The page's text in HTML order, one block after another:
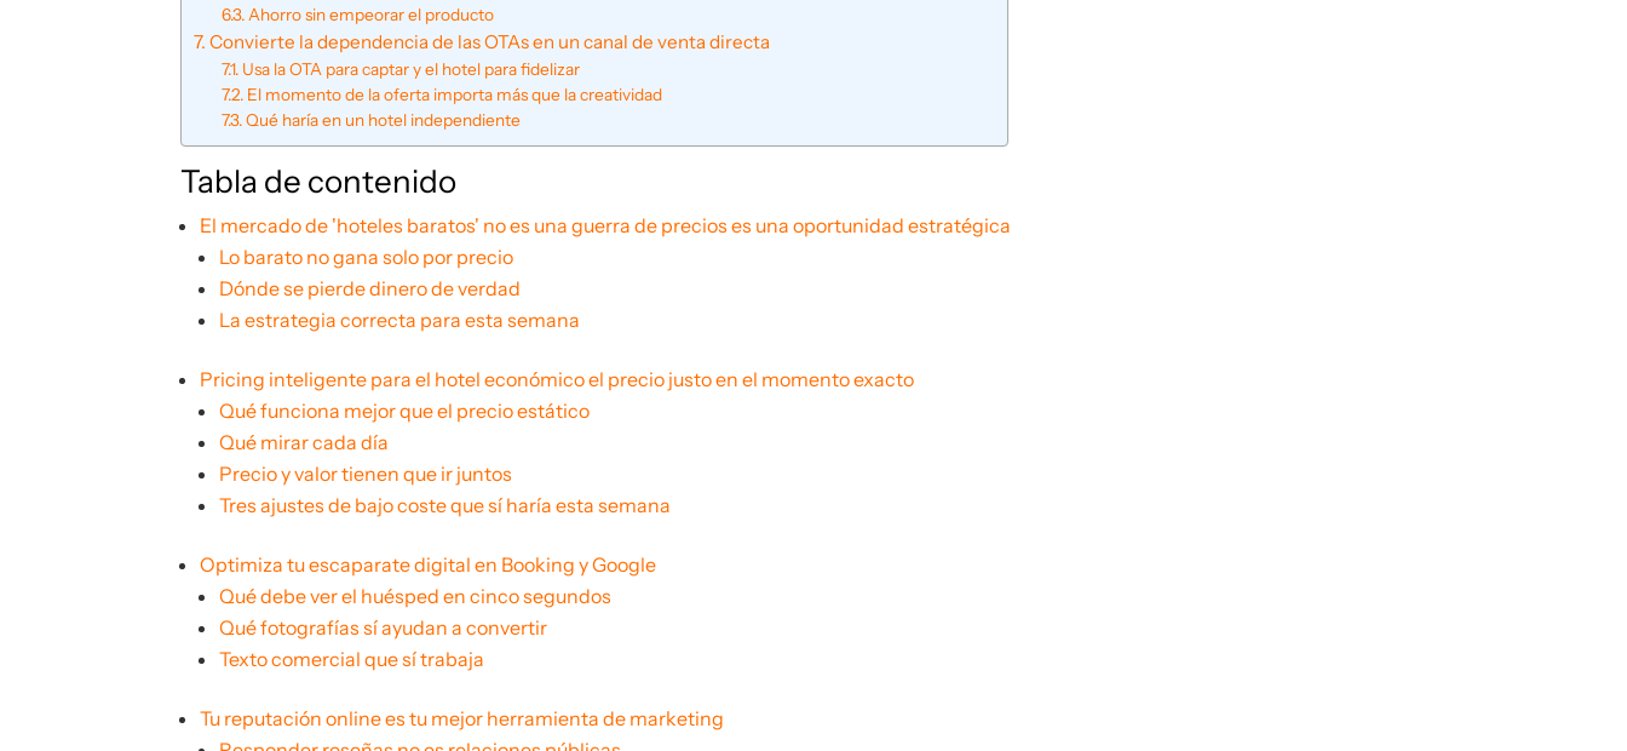
Ahorro sin empeorar el producto
Convierte la dependencia de las OTAs en un canal de venta directa
Usa la OTA para captar y el hotel para fidelizar
El momento de la oferta importa más que la creatividad
Qué haría en un hotel independiente
Tabla de contenido
El mercado de 'hoteles baratos' no es una guerra de precios es una oportunidad estratégica
Lo barato no gana solo por precio
Dónde se pierde dinero de verdad
La estrategia correcta para esta semana
Pricing inteligente para el hotel económico el precio justo en el momento exacto
Qué funciona mejor que el precio estático
Qué mirar cada día
Precio y valor tienen que ir juntos
Tres ajustes de bajo coste que sí haría esta semana
Optimiza tu escaparate digital en Booking y Google
Qué debe ver el huésped en cinco segundos
Qué fotografías sí ayudan a convertir
Texto comercial que sí trabaja
Tu reputación online es tu mejor herramienta de marketing